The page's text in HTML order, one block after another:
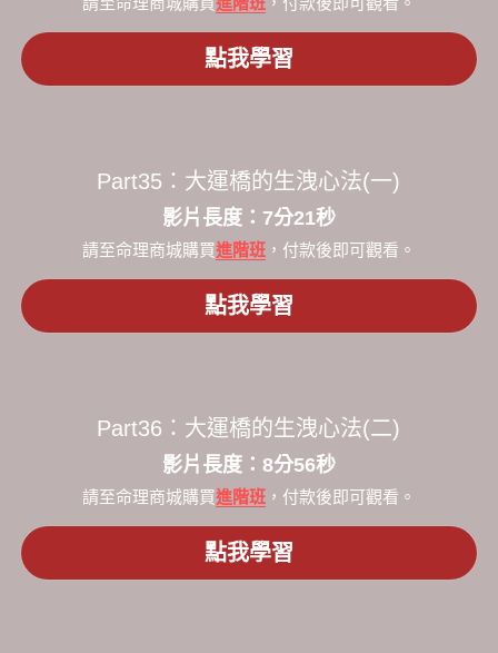
點我學習
Part35： 大運橋的生洩心法(一)
​影片長度：7分21秒​
請至命理商城購買進階班，付款後即可觀看。
點我學習
Part36： 大運橋的生洩心法(二)
​影片長度：8分56秒​
請至命理商城購買進階班，付款後即可觀看。
點我學習